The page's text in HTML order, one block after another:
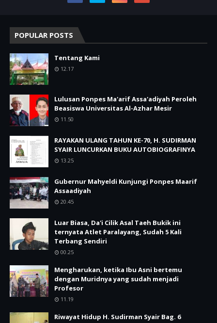
POPULAR POSTS
Tentang Kami
12.17
Lulusan Ponpes Ma'arif Assa'adiyah Peroleh
Beasiswa Universitas Al-Azhar Mesir
11.50
RAYAKAN ULANG TAHUN KE-70, H. SUDIRMAN
SYAIR LUNCURKAN BUKU AUTOBIOGRAFINYA
13.25
Gubernur Mahyeldi Kunjungi Ponpes Maarif
Assaadiyah
20.45
Luar Biasa, Da'i Cilik Asal Taeh Bukik ini
ternyata Atlet Paralayang, Sudah 5 Kali
Terbang Sendiri
00.25
Mengharukan, ketika Ibu Asni bertemu
dengan Muridnya yang sudah menjadi
Profesor
11.19
Riwayat Hidup H. Sudirman Syair Bag. 6